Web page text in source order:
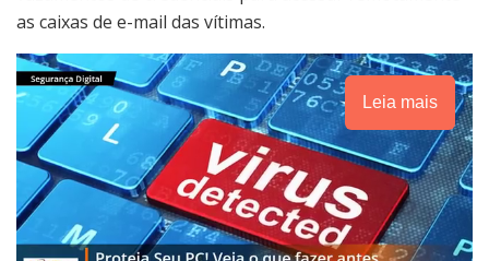
as caixas de e-mail das vítimas.
Leia mais